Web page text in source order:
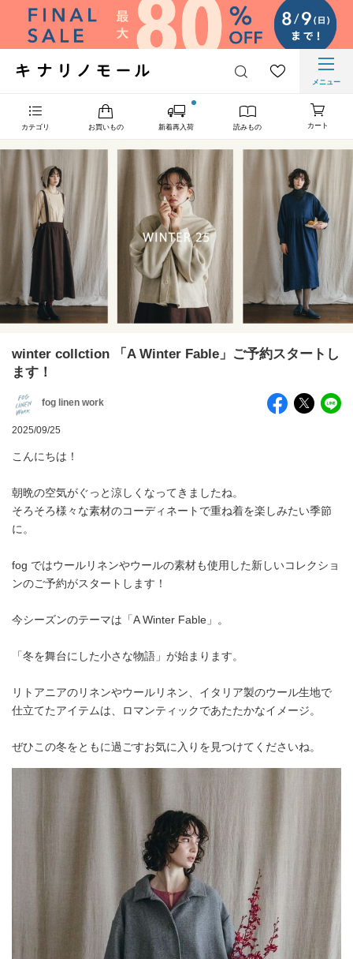
メニュー
カテゴリ お買いもの 新着再入荷 読みもの カート
winter collction 「A Winter Fable」ご予約スタートし
ます！
fog linen work
2025/09/25
こんにちは！
朝晩の空気がぐっと涼しくなってきましたね。
そろそろ様々な素材のコーディネートで重ね着を楽しみたい季節
に。
fog ではウールリネンやウールの素材も使用した新しいコレクショ
ンのご予約がスタートします！
今シーズンのテーマは「A Winter Fable」。
「冬を舞台にした小さな物語」が始まります。
リトアニアのリネンやウールリネン、イタリア製のウール生地で
仕立てたアイテムは、ロマンティックであたたかなイメージ。
ぜひこの冬をともに過ごすお気に入りを見つけてくださいね。